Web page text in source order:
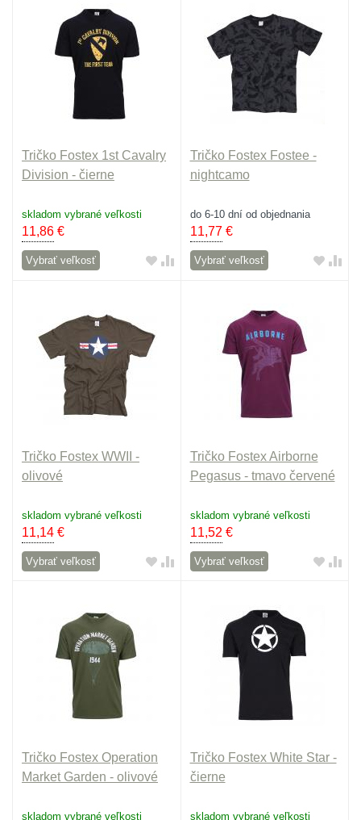
Tričko Fostex 1st Cavalry
Division - čierne
skladom vybrané veľkosti
11,86 €
Vybrať veľkosť
Tričko Fostex Fostee -
nightcamo
do 6-10 dní od objednania
11,77€
Vybrať veľkosť
Tričko Fostex WWII -
olivové
skladom vybrané veľkosti
11,14 €
Vybrať veľkosť
Tričko Fostex Airborne
Pegasus - tmavo červené
skladom vybrané veľkosti
11,52 €
Vybrať veľkosť
Tričko Fostex Operation
Market Garden - olivové
skladom vybrané veľkosti
Tričko Fostex White Star -
čierne
skladom vybrané veľkosti